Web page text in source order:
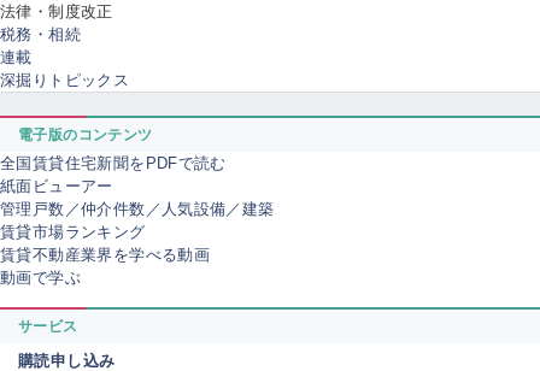
法律・制度改正
税務・相続
連載
深掘りトピックス
電子版のコンテンツ
全国賃貸住宅新聞をPDFで読む
紙面ビューアー
管理戸数／仲介件数／人気設備／建築
賃貸市場ランキング
賃貸不動産業界を学べる動画
動画で学ぶ
サービス
購読申し込み